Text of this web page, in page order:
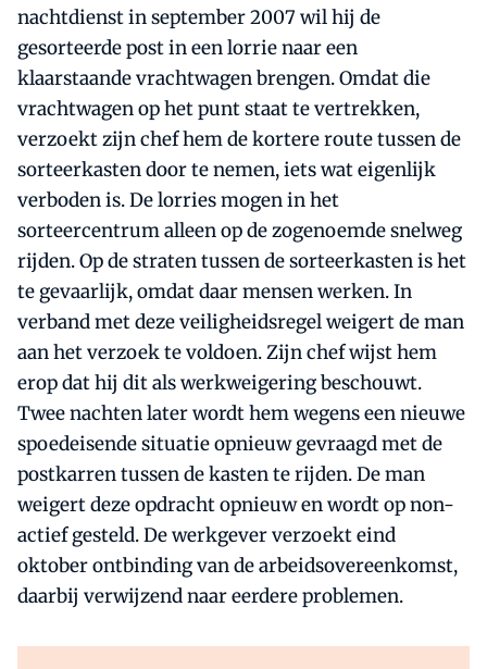
nachtdienst in september 2007 wil hij de
gesorteerde post in een lorrie naar een
klaarstaande vrachtwagen brengen. Omdat die
vrachtwagen op het punt staat te vertrekken,
verzoekt zijn chef hem de kortere route tussen de
sorteerkasten door te nemen, iets wat eigenlijk
verboden is. De lorries mogen in het
sorteercentrum alleen op de zogenoemde snelweg
rijden. Op de straten tussen de sorteerkasten is het
te gevaarlijk, omdat daar mensen werken. In
verband met deze veiligheidsregel weigert de man
aan het verzoek te voldoen. Zijn chef wijst hem
erop dat hij dit als werkweigering beschouwt.
Twee nachten later wordt hem wegens een nieuwe
spoedeisende situatie opnieuw gevraagd met de
postkarren tussen de kasten te rijden. De man
weigert deze opdracht opnieuw en wordt op non-
actief gesteld. De werkgever verzoekt eind
oktober ontbinding van de arbeidsovereenkomst,
daarbij verwijzend naar eerdere problemen.